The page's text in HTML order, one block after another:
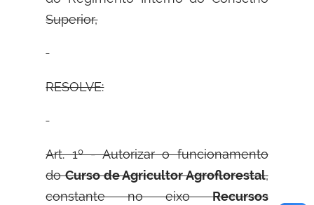
Superior,
RESOLVE:
Art. 1º - Autorizar o funcionamento
doCurso de Agricultor Agroflorestal,
constante no eixoRecursos